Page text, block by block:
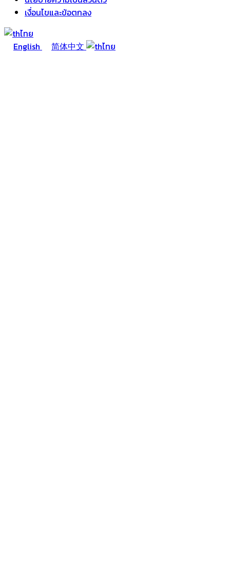
เงื่อนไขและข้อตกลง
ไทย
English
简体中文 ไทย